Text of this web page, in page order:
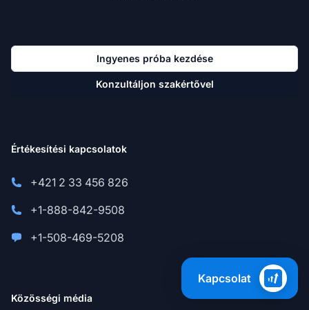
Ingyenes próba kezdése
Konzultáljon szakértővel
Értékesítési kapcsolatok
+421 2 33 456 826
+1-888-842-9508
+1-508-469-5208
Közösségi média
Kapcsolat